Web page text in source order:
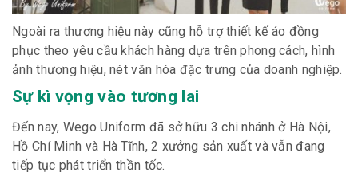
Ngoài ra thương hiệu này cũng hỗ trợ thiết kế áo đồng
phục theo yêu cầu khách hàng dựa trên phong cách, hình
ảnh thương hiệu, nét văn hóa đặc trưng của doanh nghiệp.
Sự kì vọng vào tương lai
Đến nay, Wego Uniform đã sở hữu 3 chi nhánh ở Hà Nội,
Hồ Chí Minh và Hà Tĩnh, 2 xưởng sản xuất và vẫn đang
tiếp tục phát triển thần tốc.